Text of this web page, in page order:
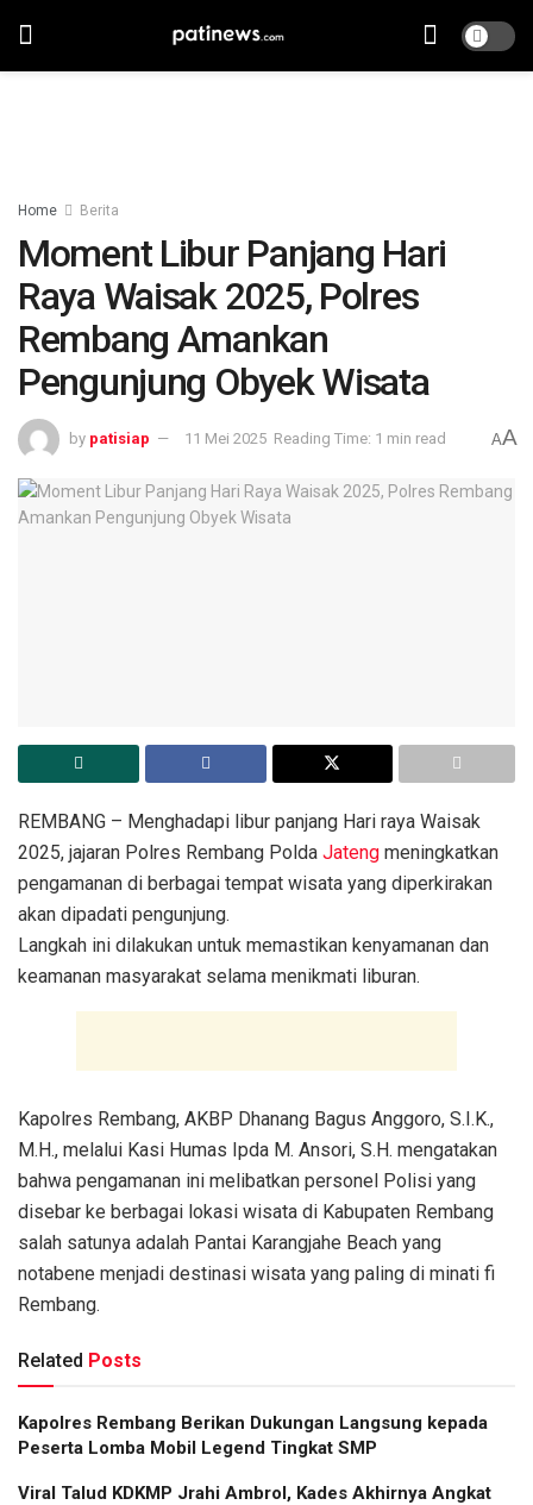
Home Berita
Moment Libur Panjang Hari
Raya Waisak 2025, Polres
Rembang Amankan
Pengunjung Obyek Wisata
by patisiap 11 Mei 2025 Reading Time: 1 min read AA
REMBANG – Menghadapi libur panjang Hari raya Waisak
2025, jajaran Polres Rembang Polda Jateng meningkatkan
pengamanan di berbagai tempat wisata yang diperkirakan
akan dipadati pengunjung.
Langkah ini dilakukan untuk memastikan kenyamanan dan
keamanan masyarakat selama menikmati liburan.
Kapolres Rembang, AKBP Dhanang Bagus Anggoro, S.I.K.,
M.H., melalui Kasi Humas Ipda M. Ansori, S.H. mengatakan
bahwa pengamanan ini melibatkan personel Polisi yang
disebar ke berbagai lokasi wisata di Kabupaten Rembang
salah satunya adalah Pantai Karangjahe Beach yang
notabene menjadi destinasi wisata yang paling di minati fi
Rembang.
Related Posts
Kapolres Rembang Berikan Dukungan Langsung kepada
Peserta Lomba Mobil Legend Tingkat SMP
Viral Talud KDKMP Jrahi Ambrol, Kades Akhirnya Angkat